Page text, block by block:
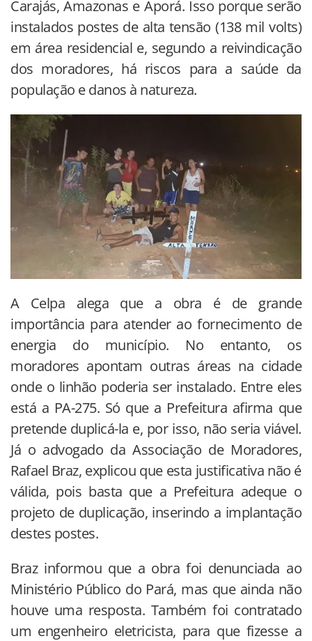
Carajás, Amazonas e Aporá. Isso porque serão
instalados postes de alta tensão (138 mil volts)
em área residencial e, segundo a reivindicação
dos moradores, há riscos para a saúde da
população e danos à natureza.
A Celpa alega que a obra é de grande
importância para atender ao fornecimento de
energia do município. No entanto, os
moradores apontam outras áreas na cidade
onde o linhão poderia ser instalado. Entre eles
está a PA-275. Só que a Prefeitura afirma que
pretende duplicá-la e, por isso, não seria viável.
Já o advogado da Associação de Moradores,
Rafael Braz, explicou que esta justificativa não é
válida, pois basta que a Prefeitura adeque o
projeto de duplicação, inserindo a implantação
destes postes.
Braz informou que a obra foi denunciada ao
Ministério Público do Pará, mas que ainda não
houve uma resposta. Também foi contratado
um engenheiro eletricista, para que fizesse a